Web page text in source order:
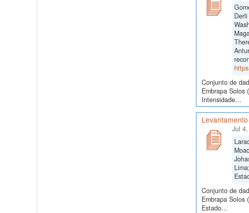
Conjunto de
Embrapa Solos
Intensidade...
Jul
Conjunto de
Embrapa Solos
Estado...